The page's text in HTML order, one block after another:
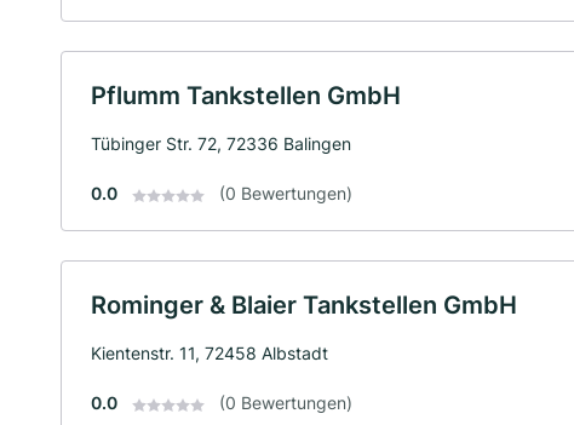
Pflumm Tankstellen GmbH
Tübinger Str. 72, 72336 Balingen
0.0 (0 Bewertungen)
Rominger & Blaier Tankstellen GmbH
Kientenstr. 11, 72458 Albstadt
0.0 (0 Bewertungen)